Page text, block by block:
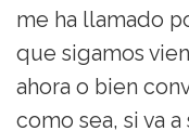
me ha llamado
que sigamos
ahora o bien
como sea, si va